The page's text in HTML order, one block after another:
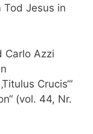
Jesus in
Carlo Azzi
Crucis‘“
(vol. 44, Nr.